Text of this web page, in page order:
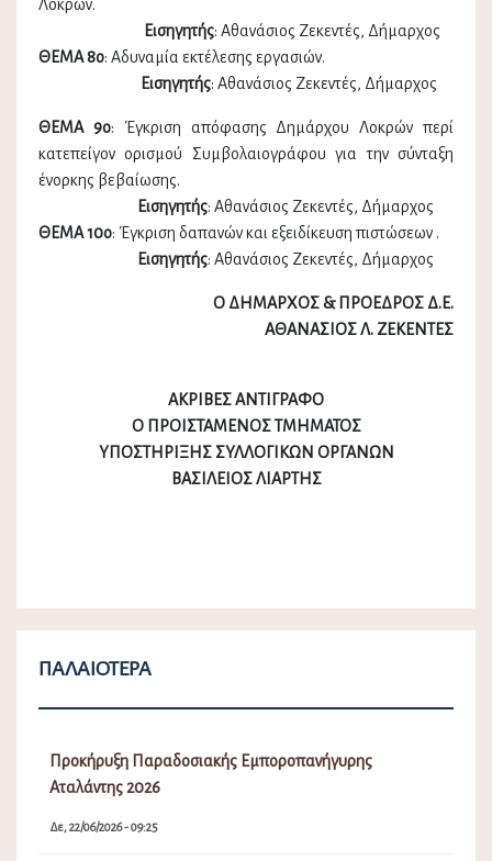
Λοκρών.
Εισηγητής: Αθανάσιος Ζεκεντές, Δήμαρχος
ΘΕΜΑ 8ο: Αδυναμία εκτέλεσης εργασιών.
Εισηγητής: Αθανάσιος Ζεκεντές, Δήμαρχος
ΘΕΜΑ 9ο: Έγκριση απόφασης Δημάρχου Λοκρών περί
κατεπείγον ορισμού Συμβολαιογράφου για την σύνταξη
ένορκης βεβαίωσης.
Εισηγητής: Αθανάσιος Ζεκεντές, Δήμαρχος
ΘΕΜΑ 10ο: Έγκριση δαπανών και εξειδίκευση πιστώσεων .
Εισηγητής: Αθανάσιος Ζεκεντές, Δήμαρχος
Ο ΔΗΜΑΡΧΟΣ & ΠΡΟΕΔΡΟΣ Δ.Ε.
ΑΘΑΝΑΣΙΟΣ Λ. ΖΕΚΕΝΤΕΣ
ΑΚΡΙΒΕΣ ΑΝΤΙΓΡΑΦΟ
Ο ΠΡΟΙΣΤΑΜΕΝΟΣ ΤΜΗΜΑΤΟΣ
ΥΠΟΣΤΗΡΙΞΗΣ ΣΥΛΛΟΓΙΚΩΝ ΟΡΓΑΝΩΝ
ΒΑΣΙΛΕΙΟΣ ΛΙΑΡΤΗΣ
ΠΑΛΑΙΌΤΕΡΑ
Προκήρυξη Παραδοσιακής Εμποροπανήγυρης
Αταλάντης 2026
Δε, 22/06/2026 - 09:25